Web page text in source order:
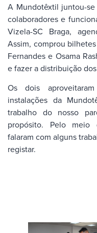
A Mundotêxtil juntou-
colaboradores e
Vizela-SC Braga,
Assim, comprou
Fernandes e Osama
e fazer a distribuição
Os dois
instalações da
trabalho do nosso
propósito. Pelo meio
falaram com alguns
registar.